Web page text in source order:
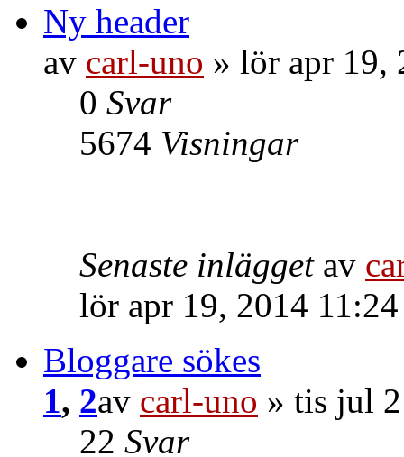
Ny header
av carl-uno » lör apr 19,
0 Svar
5674 Visningar
Senaste inlägget av
lör apr 19, 2014
Bloggare sökes
1, 2av carl-uno » tis jul
22 Svar